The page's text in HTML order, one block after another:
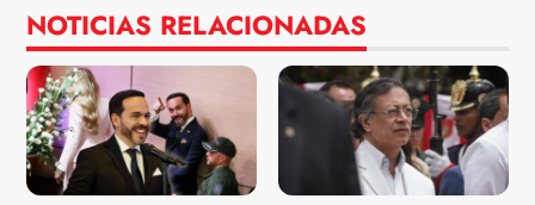
NOTICIAS RELACIONADAS